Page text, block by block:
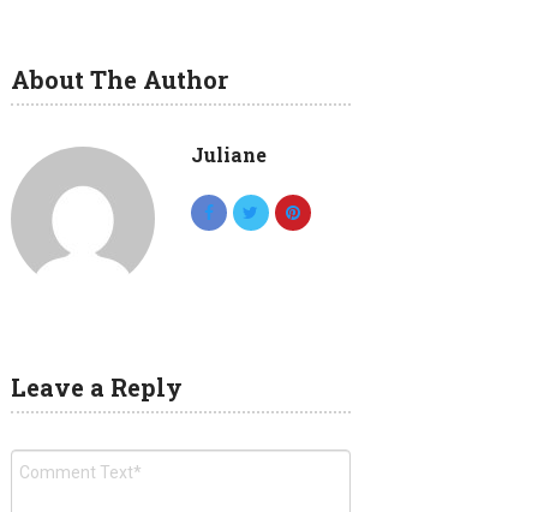
About The Author
Juliane
Leave a Reply